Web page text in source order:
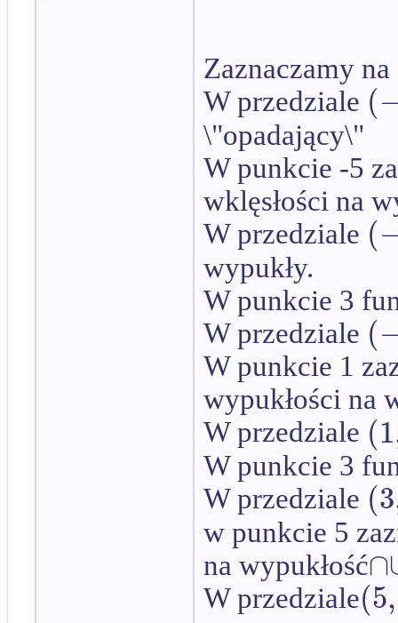
Zaznaczamy
W przedziale (
\"opadający\"
W punkcie -5
wklęsłości na
W przedziale (
wypukły.
W punkcie 3
W przedziale (
W punkcie 1
wypukłości na
W przedziale (1
W punkcie 3
W przedziale (3
w punkcie 5
na wypukłość∩
W przedziale(5,